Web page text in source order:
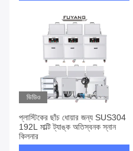
ভিডিও
প্লাস্টিকের ছাঁচ ধোয়ার জন্য SUS304
192L মাল্টি ট্যাঙ্ক অতিস্বনক স্নান
ক্লিনার